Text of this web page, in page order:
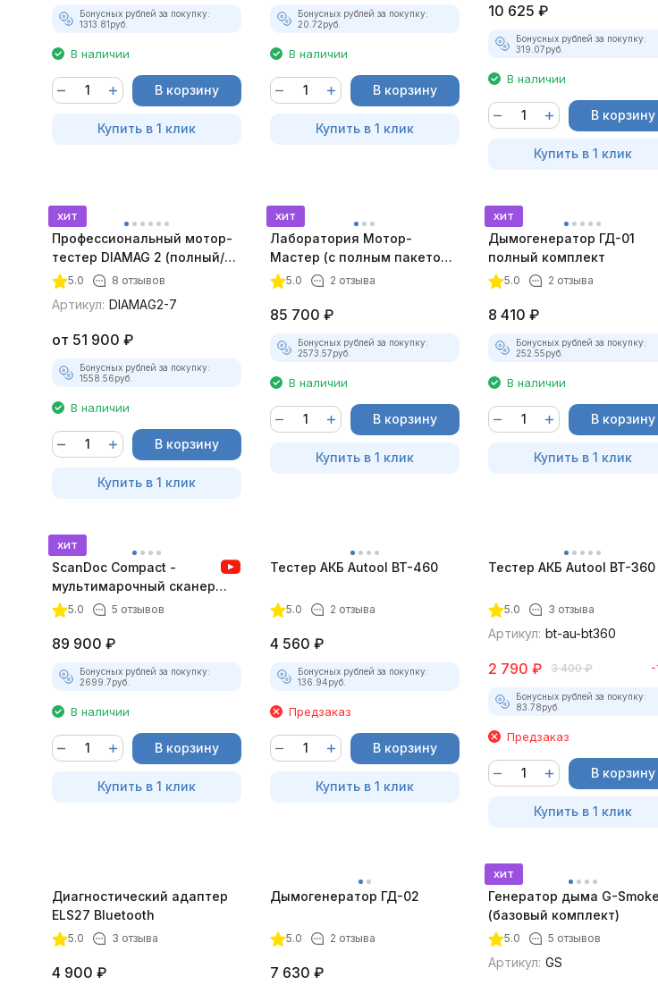
Бонусных рублей за покупку:
1313.81руб.
В наличии
В корзину
Купить в 1 клик
Бонусных рублей за покупку:
20.72руб.
В наличии
В корзину
Купить в 1 клик
10 625 ₽
Бонусных рублей за покупку:
319.07руб.
В наличии
В корзину
Купить в 1 клик
хит
Профессиональный мотор-
тестер DIAMAG 2 (полный/
максимальный комплект)
5.0 8 отзывов
Артикул: DIAMAG2-7
от 51 900 ₽
Бонусных рублей за покупку:
1558.56руб.
В наличии
В корзину
Купить в 1 клик
хит
Лаборатория Мотор-
Мастер (с полным пакетом
лицензий)
5.0 2 отзыва
85 700 ₽
Бонусных рублей за покупку:
2573.57руб.
В наличии
В корзину
Купить в 1 клик
хит
Дымогенератор ГД-01
полный комплект
5.0 2 отзыва
8 410 ₽
Бонусных рублей за покупку:
252.55руб.
В наличии
В корзину
Купить в 1 клик
хит
ScanDoc Compact -
мультимарочный сканер
(Полный)
5.0 5 отзывов
89 900 ₽
Бонусных рублей за покупку:
2699.7руб.
В наличии
В корзину
Купить в 1 клик
Тестер АКБ Autool BT-460
5.0 2 отзыва
4 560 ₽
Бонусных рублей за покупку:
136.94руб.
Предзаказ
В корзину
Купить в 1 клик
Тестер АКБ Autool BT-360
5.0 3 отзыва
Артикул: bt-au-bt360
2 790 ₽ 3 400 ₽ -
Бонусных рублей за покупку:
83.78руб.
Предзаказ
В корзину
Купить в 1 клик
Диагностический адаптер
ELS27 Bluetooth
5.0 3 отзыва
4 900 ₽
Дымогенератор ГД-02
5.0 2 отзыва
7 630 ₽
хит
Генератор дыма G-Smoke
(базовый комплект)
5.0 5 отзывов
Артикул: GS